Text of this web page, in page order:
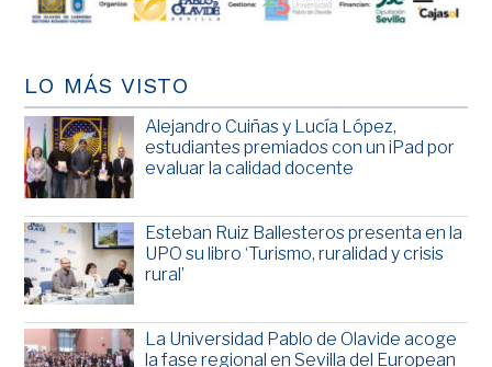
LO MÁS VISTO
Alejandro Cuiñas y Lucía López,
estudiantes premiados con un iPad por
evaluar la calidad docente
Esteban Ruiz Ballesteros presenta en la
UPO su libro ‘Turismo, ruralidad y crisis
rural’
La Universidad Pablo de Olavide acoge
la fase regional en Sevilla del European